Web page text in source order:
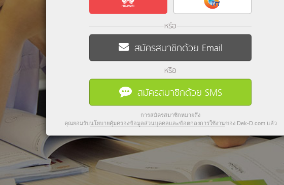
หรือ
สมัครสมาชิกด้วย Email
หรือ
สมัครสมาชิกด้วย SMS
การสมัครสมาชิกหมายถึง
คุณยอมรับนโยบายคุ้มครองข้อมูลส่วนบุคคลและข้อตกลงการใช้งานของ Dek-D.com แล้ว